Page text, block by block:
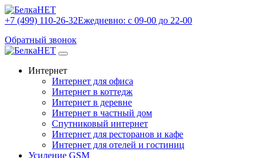
+7 (499) 110-26-32Ежедневно: с 09-00 до 22-00
Обратный звонок
Интернет
Интернет для офиса
Интернет в коттедж
Интернет в деревне
Интернет в частный дом
Спутниковый интернет
Интернет для ресторанов и кафе
Интернет для отелей и гостиниц
Усиление GSM